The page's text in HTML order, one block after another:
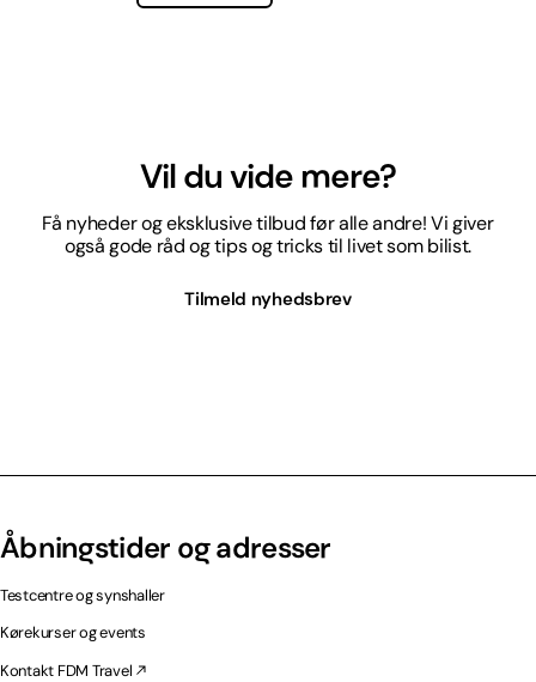
Vil du vide mere?
Få nyheder og eksklusive tilbud før alle andre! Vi giver
også gode råd og tips og tricks til livet som bilist.
Tilmeld nyhedsbrev
Åbningstider og adresser
Testcentre og synshaller
Kørekurser og events
Kontakt FDM Travel